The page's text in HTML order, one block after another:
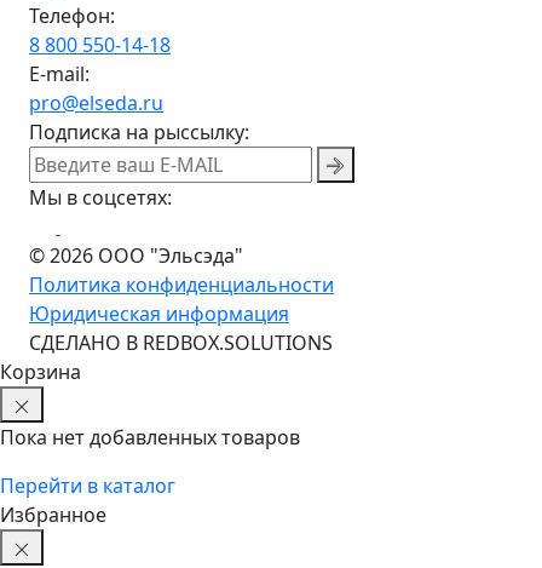
Телефон:
8 800 550-14-18
E-mail:
pro@elseda.ru
Подписка на рыссылку:
Мы в соцсетях:
© 2026 ООО "Эльсэда"
Политика конфиденциальности
Юридическая информация
CДЕЛАНО В REDBOX.SOLUTIONS
Корзина
Пока нет добавленных товаров
Перейти в каталог
Избранное